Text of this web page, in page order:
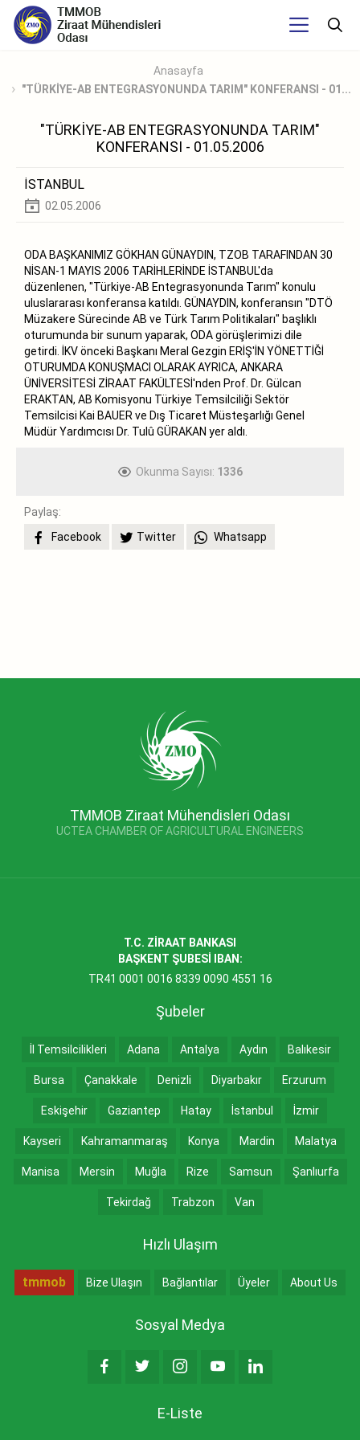
Anasayfa
"TÜRKİYE-AB ENTEGRASYONUNDA TARIM" KONFERANSI - 01...
"TÜRKİYE-AB ENTEGRASYONUNDA TARIM"
KONFERANSI - 01.05.2006
İSTANBUL
02.05.2006
ODA BAŞKANIMIZ GÖKHAN GÜNAYDIN, TZOB TARAFINDAN 30
NİSAN-1 MAYIS 2006 TARİHLERİNDE İSTANBUL'da
düzenlenen, "Türkiye-AB Entegrasyonunda Tarım" konulu
uluslararası konferansa katıldı. GÜNAYDIN, konferansın "DTÖ
Müzakere Sürecinde AB ve Türk Tarım Politikaları" başlıklı
oturumunda bir sunum yaparak, ODA görüşlerimizi dile
getirdi. İKV önceki Başkanı Meral Gezgin ERİŞ'İN YÖNETTİĞİ
OTURUMDA KONUŞMACI OLARAK AYRICA, ANKARA
ÜNİVERSİTESİ ZİRAAT FAKÜLTESİ'nden Prof. Dr. Gülcan
ERAKTAN, AB Komisyonu Türkiye Temsilciliği Sektör
Temsilcisi Kai BAUER ve Dış Ticaret Müsteşarlığı Genel
Müdür Yardımcısı Dr. Tulû GÜRAKAN yer aldı.
Okunma Sayısı: 1336
Paylaş:
Facebook
Twitter Whatsapp
TMMOB Ziraat Mühendisleri Odası
UCTEA CHAMBER OF AGRICULTURAL ENGINEERS
T.C. ZİRAAT BANKASI
BAŞKENT ŞUBESİ IBAN:
TR41 0001 0016 8339 0090 4551 16
Şubeler
İl Temsilcilikleri Adana Antalya Aydın Balıkesir
Bursa Çanakkale Denizli Diyarbakır Erzurum
Eskişehir Gaziantep Hatay İstanbul İzmir
Kayseri Kahramanmaraş Konya Mardin Malatya
Manisa Mersin Muğla Rize Samsun Şanlıurfa
Tekirdağ Trabzon Van
Hızlı Ulaşım
tmmob Bize Ulaşın Bağlantılar Üyeler About Us
Sosyal Medya
E-Liste